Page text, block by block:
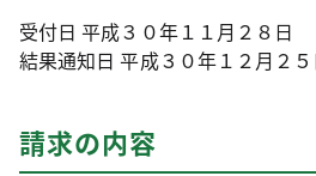
受付日 平成３０年１１月２８日
結果通知日 平成３０年１２月２５
請求の内容